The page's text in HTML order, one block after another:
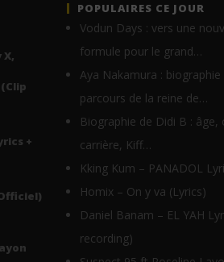
+
POPULAIRES CE JOUR
Vodun Days : vers une
formule pour le grand…
Aya Nakamura : biographie
parcours de la reine de…
Biographie de Didi B : âge,
carrière, Kiff…
Kking Kum – PANADOL
Homix – On y va (Lyrics)
Daniel Banam – EL YAH
recording)